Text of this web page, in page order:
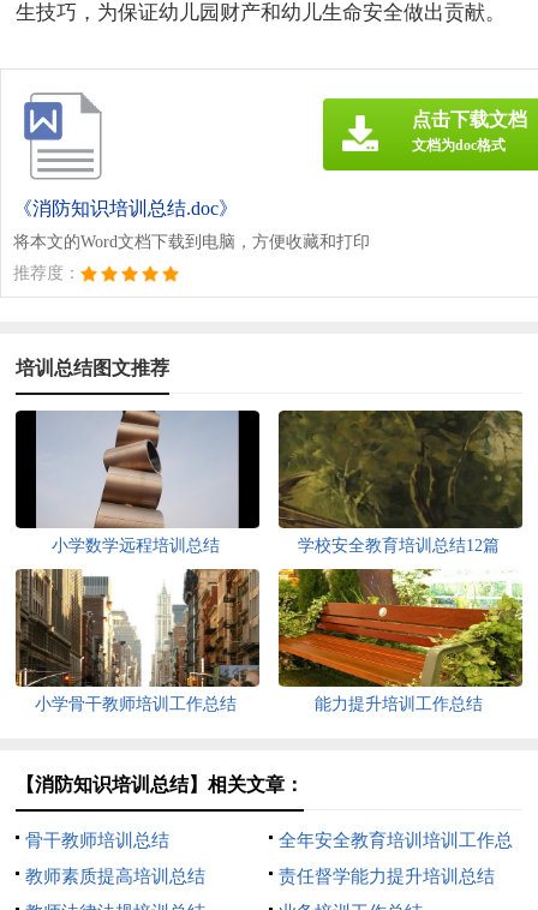
生技巧，为保证幼儿园财产和幼儿生命安全做出贡献。
《消防知识培训总结.doc》
将本文的Word文档下载到电脑，方便收藏和打印
推荐度：
点击下载文档
文档为doc格式
培训总结图文推荐
小学数学远程培训总结 学校安全教育培训总结12篇
小学骨干教师培训工作总结 能力提升培训工作总结
【消防知识培训总结】相关文章：
骨干教师培训总结
全年安全教育培训培训工作总
结
教师素质提高培训总结
责任督学能力提升培训总结